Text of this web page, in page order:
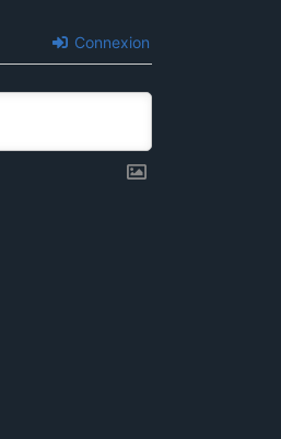
Connexion